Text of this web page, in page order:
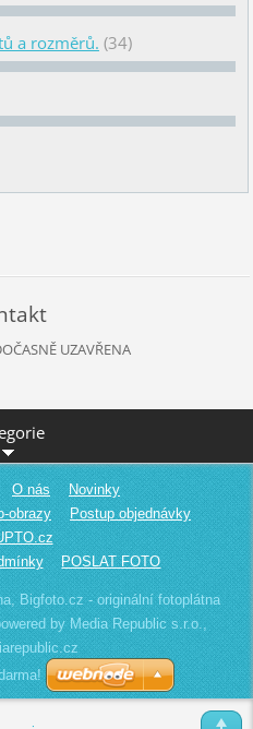
a rozměrů. (34)
UZAVŘENA
O nás
Novinky
obrazy
Postup objednávky
POSLAT FOTO
Bigfoto.cz - originální fotoplátna
by Media Republic s.r.o.,